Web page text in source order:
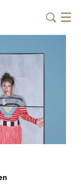
Menu